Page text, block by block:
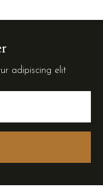
adipiscing elit